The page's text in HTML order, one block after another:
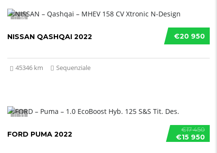
16
€20 950
NISSAN QASHQAI 2022
45346 km Sequenziale
11
€17 450
€15 950
FORD PUMA 2022